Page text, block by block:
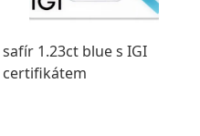
safír 1.23ct blue s IGI
certifikátem